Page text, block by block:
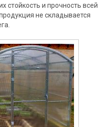
стойкость и прочность всей
не складывается